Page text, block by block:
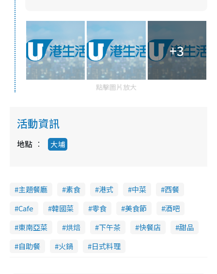
+3
點擊圖片放大
活動資訊
地點 大埔
主題餐廳 素食 港式 中菜
西餐
Cafe
韓國菜 零食 美食節
酒吧
東南亞菜
烘焙 下午茶 快餐店
甜品
自助餐
火鍋 日式料理